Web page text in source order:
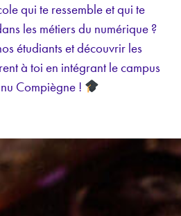
qui te ressemble et qui te
les métiers du numérique ?
étudiants et découvrir les
à toi en intégrant le campus
Compiègne !